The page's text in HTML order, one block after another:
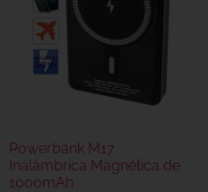
Powerbank M17
Inalámbrica Magnética de
1000mAh